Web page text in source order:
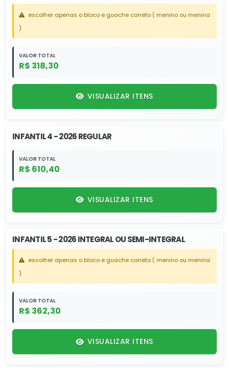
escolher apenas o bloco e guache correto ( menino ou menina
)
VALOR TOTAL
R$ 318,30
VISUALIZAR ITENS
INFANTIL 4 - 2026 REGULAR
VALOR TOTAL
R$ 610,40
VISUALIZAR ITENS
INFANTIL 5 - 2026 INTEGRAL OU SEMI-INTEGRAL
escolher apenas o bloco e guache correto ( menino ou menina
)
VALOR TOTAL
R$ 362,30
VISUALIZAR ITENS